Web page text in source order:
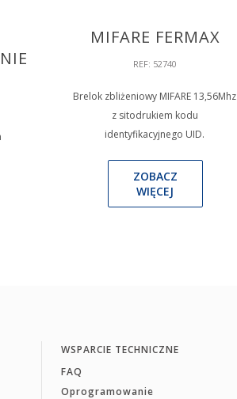
MIFARE FERMAX
REF: 52740
Brelok zbliżeniowy MIFARE 13,56Mhz
z sitodrukiem kodu
identyfikacyjnego UID.
ZOBACZ
WIĘCEJ
WSPARCIE TECHNICZNE
FAQ
Oprogramowanie